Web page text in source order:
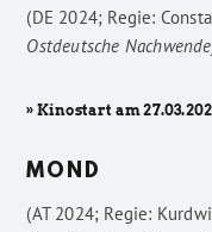
(DE 2024; Regie:
Ostdeutsche
» Kinostart am
MOND
(AT 2024; Regie: